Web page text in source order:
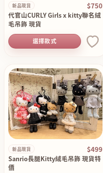
新品現貨 $750
代官山CURLY Girls x kitty聯名絨
毛吊飾 現貨
選擇款式
新品現貨 $499
Sanrio長腿Kitty絨毛吊飾 現貨特
價